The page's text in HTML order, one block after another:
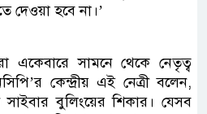
দেওয়া হবে না।’
একেবারে সামনে থেকে নেতৃত্ব
কেন্দ্রীয় এই নেত্রী বলেন,
সাইবার বুলিংয়ের শিকার। যেসব